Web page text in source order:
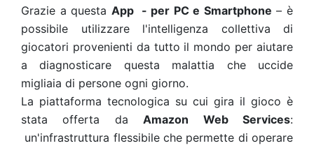
Grazie a questa App - per PC e Smartphone – è
possibile utilizzare l'intelligenza collettiva di
giocatori provenienti da tutto il mondo per aiutare
a diagnosticare questa malattia che uccide
migliaia di persone ogni giorno.
La piattaforma tecnologica su cui gira il gioco è
stata offerta daAmazon Web Services:
un'infrastruttura flessibile che permette di operare